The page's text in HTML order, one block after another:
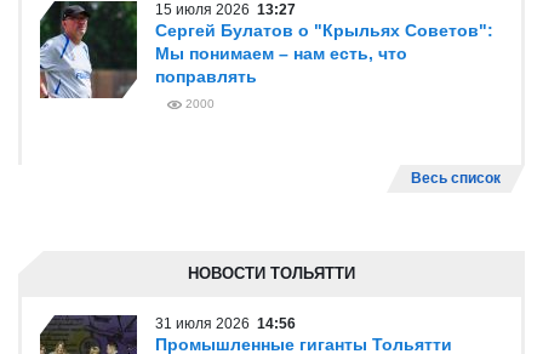
15 июля 2026 13:27
Сергей Булатов о "Крыльях Советов":
Мы понимаем – нам есть, что
поправлять
2000
Весь список
НОВОСТИ ТОЛЬЯТТИ
31 июля 2026 14:56
Промышленные гиганты Тольятти